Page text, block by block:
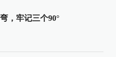
，牢记三个90°